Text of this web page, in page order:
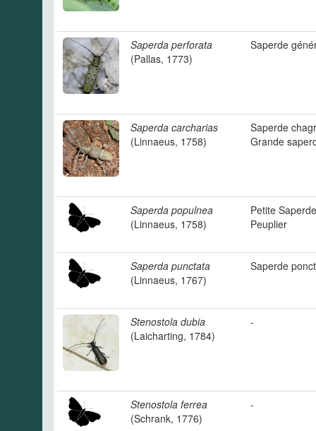
Saperda perforata
(Pallas, 1773)
Saperde
Saperda carcharias
(Linnaeus, 1758)
Saperde
Grande
Saperda populnea
(Linnaeus, 1758)
Petite
Peuplier
Saperda punctata
(Linnaeus, 1767)
Saperde
Stenostola dubia
(Laicharting, 1784)
-
Stenostola ferrea
(Schrank, 1776)
-